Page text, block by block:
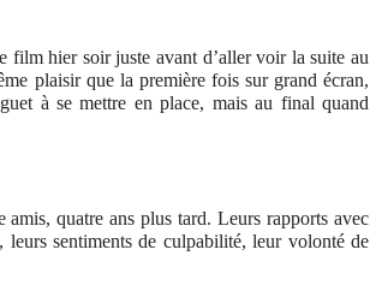
film hier soir juste avant d’aller voir la suite au
plaisir que la première fois sur grand écran,
à se mettre en place, mais au final quand
quatre ans plus tard. Leurs rapports avec
leurs sentiments de culpabilité, leur volonté de